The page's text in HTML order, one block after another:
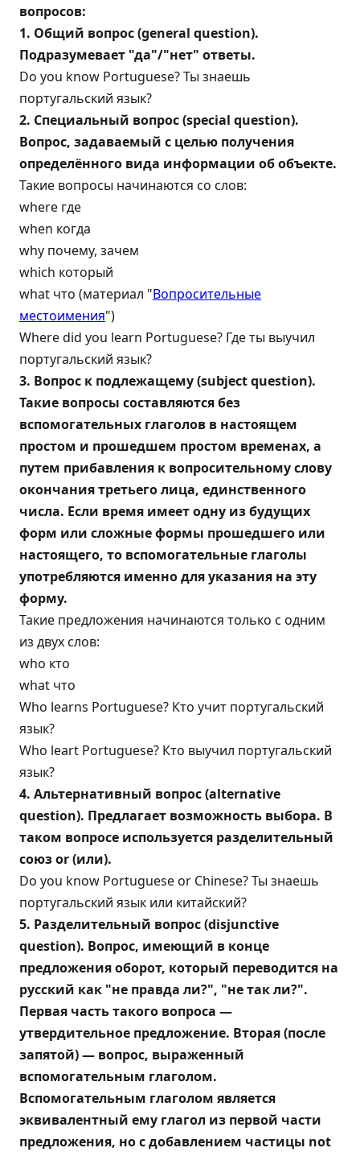
вопросов:
1. Общий вопрос (general question).
Подразумевает "да"/"нет" ответы.
Do you know Portuguese? Ты знаешь
португальский язык?
2. Специальный вопрос (special question).
Вопрос, задаваемый с целью получения
определённого вида информации об объекте.
Такие вопросы начинаются со слов:
where где
when когда
why почему, зачем
which который
what что (материал "Вопросительные
местоимения")
Where did you learn Portuguese? Где ты выучил
португальский язык?
3. Вопрос к подлежащему (subject question).
Такие вопросы составляются без
вспомогательных глаголов в настоящем
простом и прошедшем простом временах, а
путем прибавления к вопросительному слову
окончания третьего лица, единственного
числа. Если время имеет одну из будущих
форм или сложные формы прошедшего или
настоящего, то вспомогательные глаголы
употребляются именно для указания на эту
форму.
Такие предложения начинаются только с одним
из двух слов:
who кто
what что
Who learns Portuguese? Кто учит португальский
язык?
Who leart Portuguese? Кто выучил португальский
язык?
4. Альтернативный вопрос (alternative
question). Предлагает возможность выбора. В
таком вопросе используется разделительный
союз or (или).
Do you know Portuguese or Chinese? Ты знаешь
португальский язык или китайский?
5. Разделительный вопрос (disjunctive
question). Вопрос, имеющий в конце
предложения оборот, который переводится на
русский как "не правда ли?", "не так ли?".
Первая часть такого вопроса —
утвердительное предложение. Вторая (после
запятой) — вопрос, выраженный
вспомогательным глаголом.
Вспомогательным глаголом является
эквивалентный ему глагол из первой части
предложения, но с добавлением частицы not